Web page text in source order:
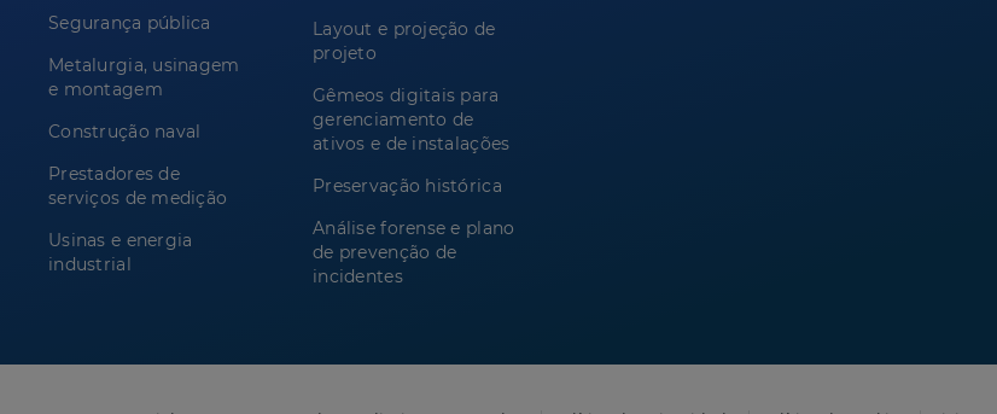
Segurança pública
Metalurgia, usinagem
e montagem
Construção naval
Prestadores de
serviços de medição
Usinas e energia
industrial
Layout e projeção de
projeto
Gêmeos digitais para
gerenciamento de
ativos e de instalações
Preservação histórica
Análise forense e plano
de prevenção de
incidentes